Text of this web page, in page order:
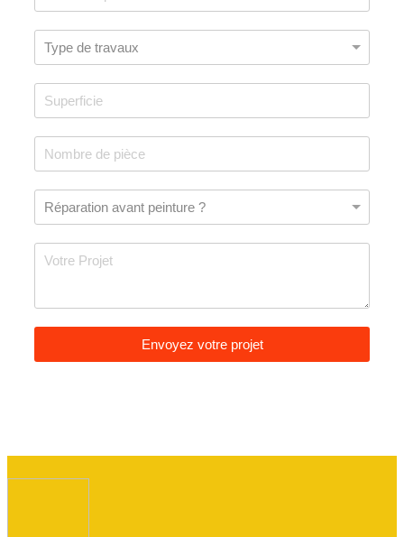
Envoyez votre projet